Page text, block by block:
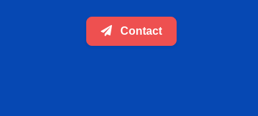
Contact